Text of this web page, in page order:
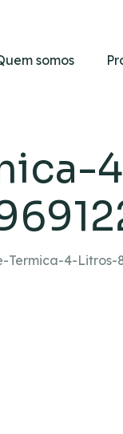
somos
Termica-4-Litros-